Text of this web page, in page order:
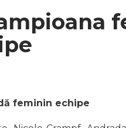
feminin echipe